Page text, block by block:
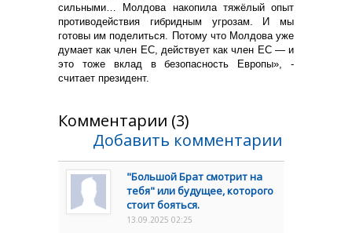
сильными… Молдова накопила тяжёлый опыт
противодействия гибридным угрозам. И мы
готовы им поделиться. Потому что Молдова уже
думает как член ЕС, действует как член ЕС — и
это тоже вклад в безопасность Европы», -
считает президент.
Комментарии (3)
Добавить комментарии
"Большой Брат смотрит на
тебя" или будущее, которого
стоит бояться.
13.09.2025 02:25